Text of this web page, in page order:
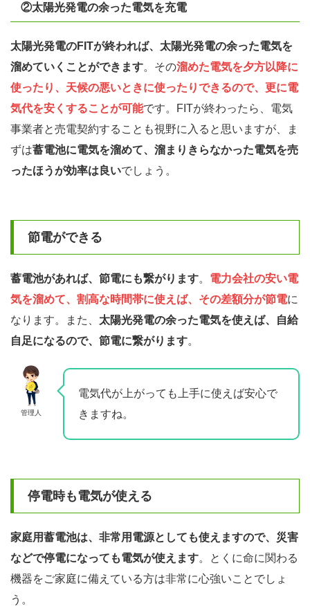
②太陽光発電の余った電気を充電
太陽光発電のFITが終われば、太陽光発電の余った電気を
溜めていくことができます。その溜めた電気を夕方以降に
使ったり、天候の悪いときに使ったりできるので、更に電
気代を安くすることが可能です。FITが終わったら、電気
事業者と売電契約することも視野に入ると思いますが、ま
ずは蓄電池に電気を溜めて、溜まりきらなかった電気を売
ったほうが効率は良いでしょう。
節電ができる
蓄電池があれば、節電にも繋がります。 電力会社の安い電
気を溜めて、割高な時間帯に使えば、その差額分が節電に
なります。また、 太陽光発電の余った電気を使えば、自給
自足になるので、節電に繋がります。
管理人
電気代が上がっても上手に使えば安心で
きますね。
停電時も電気が使える
家庭用蓄電池は、非常用電源としても使えますので、災害
などで停電になっても電気が使えます。とくに命に関わる
機器をご家庭に備えている方は非常に心強いことでしょ
う。